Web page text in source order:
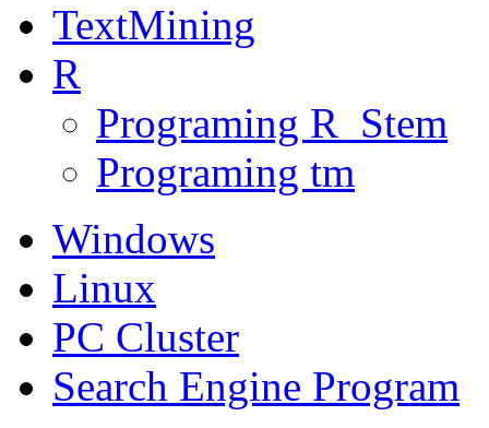
TextMining
R
Programing R_Stem
Programing tm
Windows
Linux
PC Cluster
Search Engine Program